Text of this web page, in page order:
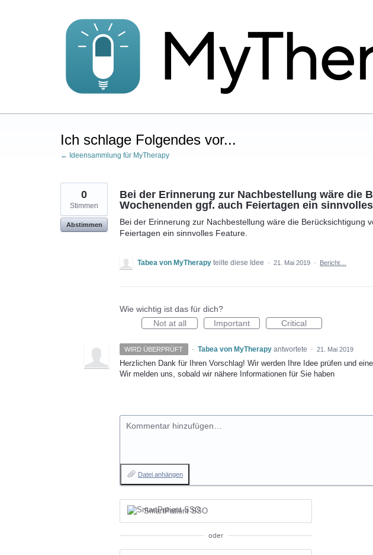
Ich schlage Folgendes vor...
← Ideensammlung für MyTherapy
Bei der Erinnerung zur Nachbestellung wäre die
Wochenenden ggf. auch Feiertagen ein
Bei der Erinnerung zur Nachbestellung wäre die Berücksichtigung
Feiertagen ein sinnvolles Feature.
0
Stimmen
Abstimmen
Tabea von MyTherapy teilte diese Idee · 21. Mai 2019 · Bericht…
Wie wichtig ist das für dich?
Not at all
Important Critical
WIRD ÜBERPRÜFT · Tabea von MyTherapy antwortete · 21. Mai 2019
Herzlichen Dank für Ihren Vorschlag! Wir werden Ihre Idee prüfen und
Wir melden uns, sobald wir nähere Informationen für Sie haben
Kommentar hinzufügen…
Datei anhängen
SmartPatient SSO
oder